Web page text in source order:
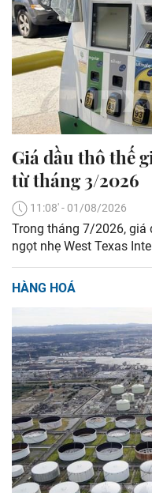
Giá dầu thô thế
từ tháng 3/2026
11:08' - 01/08/2026
Trong tháng 7/2026, giá
ngọt nhẹ West Texas
HÀNG HOÁ